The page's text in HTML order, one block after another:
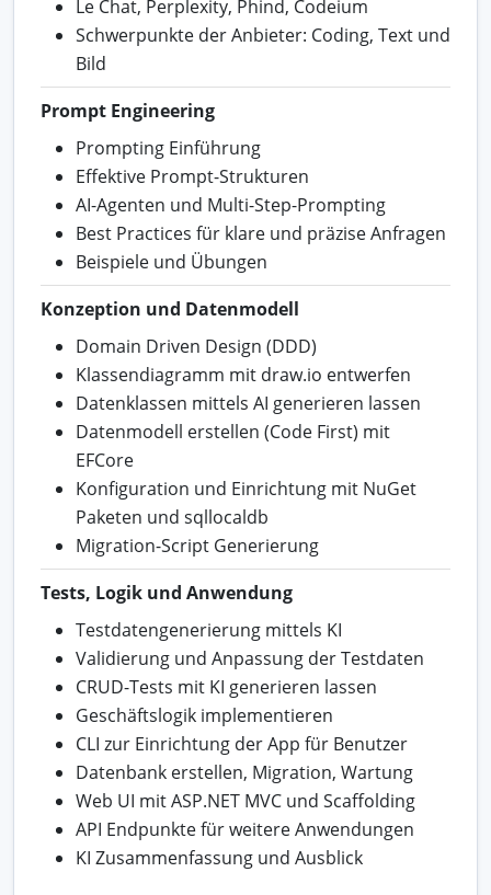
Le Chat, Perplexity, Phind, Codeium
Schwerpunkte der Anbieter: Coding, Text und
Bild
Prompt Engineering
Prompting Einführung
Effektive Prompt-Strukturen
AI-Agenten und Multi-Step-Prompting
Best Practices für klare und präzise Anfragen
Beispiele und Übungen
Konzeption und Datenmodell
Domain Driven Design (DDD)
Klassendiagramm mit draw.io entwerfen
Datenklassen mittels AI generieren lassen
Datenmodell erstellen (Code First) mit
EFCore
Konfiguration und Einrichtung mit NuGet
Paketen und sqllocaldb
Migration-Script Generierung
Tests, Logik und Anwendung
Testdatengenerierung mittels KI
Validierung und Anpassung der Testdaten
CRUD-Tests mit KI generieren lassen
Geschäftslogik implementieren
CLI zur Einrichtung der App für Benutzer
Datenbank erstellen, Migration, Wartung
Web UI mit ASP.NET MVC und Scaffolding
API Endpunkte für weitere Anwendungen
KI Zusammenfassung und Ausblick